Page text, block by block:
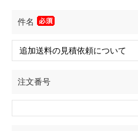
件名
注文番号